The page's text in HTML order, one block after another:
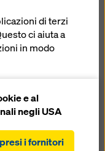
di terzi
ci aiuta a
in modo
e statistici),
senza problemi
e al
negli USA
i fornitori